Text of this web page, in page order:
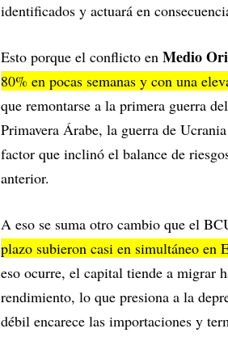
identificados y actuará en
Esto porque el conflicto en Medio
80% en pocas semanas y con una
que remontarse a la primera guerra
Primavera Árabe, la guerra de
factor que inclinó el balance de
anterior.
A eso se suma otro cambio que el
plazo subieron casi en simultáneo en
eso ocurre, el capital tiende a migrar
rendimiento, lo que presiona a la
débil encarece las importaciones y